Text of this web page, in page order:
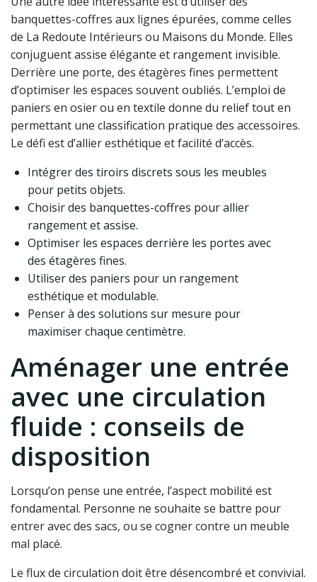
banquettes-coffres aux lignes épurées, comme celles
de La Redoute Intérieurs ou Maisons du Monde. Elles
conjuguent assise élégante et rangement invisible.
Derrière une porte, des étagères fines permettent
d’optimiser les espaces souvent oubliés. L’emploi de
paniers en osier ou en textile donne du relief tout en
permettant une classification pratique des accessoires.
Le défi est d’allier esthétique et facilité d’accès.
Intégrer des tiroirs discrets sous les meubles
pour petits objets.
Choisir des banquettes-coffres pour allier
rangement et assise.
Optimiser les espaces derrière les portes avec
des étagères fines.
Utiliser des paniers pour un rangement
esthétique et modulable.
Penser à des solutions sur mesure pour
maximiser chaque centimètre.
Aménager une entrée
avec une circulation
fluide : conseils de
disposition
Lorsqu’on pense une entrée, l’aspect mobilité est
fondamental. Personne ne souhaite se battre pour
entrer avec des sacs, ou se cogner contre un meuble
mal placé.
Le flux de circulation doit être désencombré et convivial.